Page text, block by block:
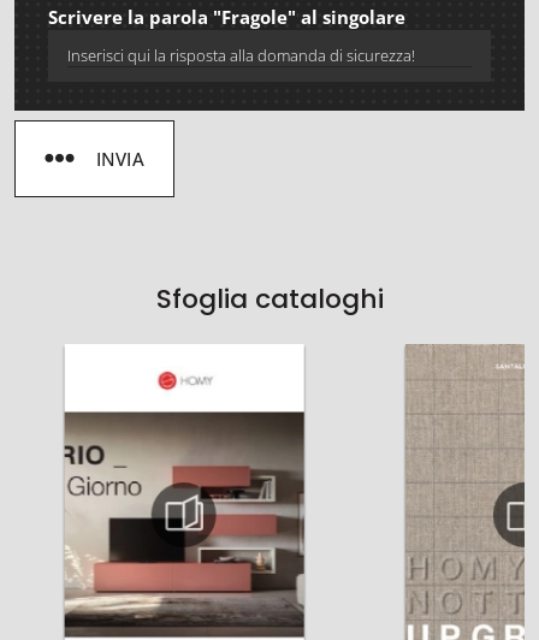
Sfoglia cataloghi
Scrivere la parola "Fragole" al singolare
INVIA